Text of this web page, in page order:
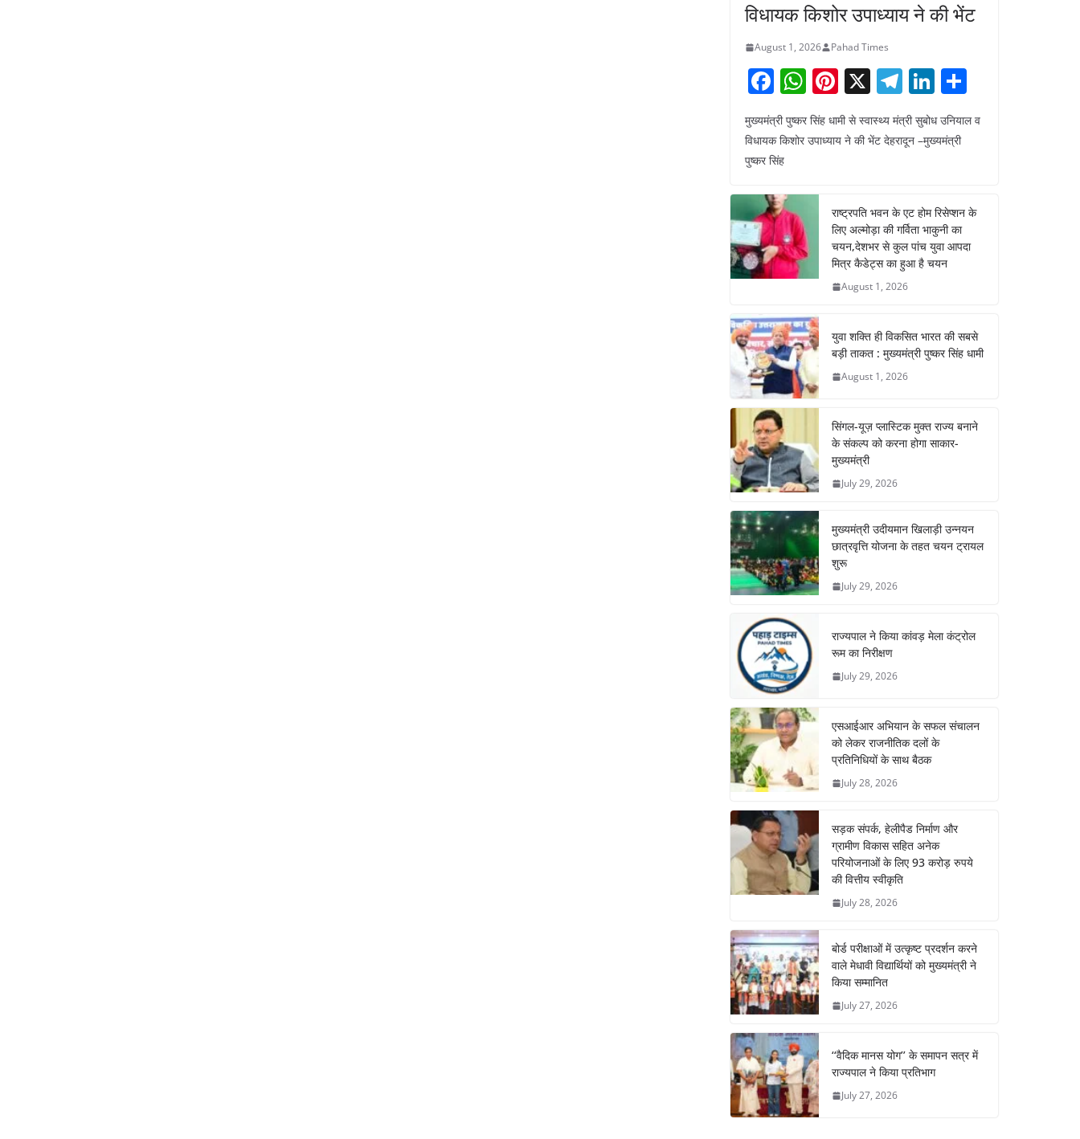
विधायक किशोर उपाध्याय ने की भेंट
August 1, 2026 Pahad Times
F
a
c
e
o
o
k
W
h
at
p
Pi
nt
er
X T
el
e
gr
m
Li
n
k
n
ar
मुख्यमंत्री पुष्कर सिंह धामी से स्वास्थ्य मंत्री सुबोध उनियाल व
विधायक किशोर उपाध्याय ने की भेंट देहरादून –मुख्यमंत्री
पुष्कर सिंह
राष्ट्रपति भवन के एट होम रिसेप्शन के
लिए अल्मोड़ा की गर्विता भाकुनी का
चयन,देशभर से कुल पांच युवा आपदा
मित्र कैडेट्स का हुआ है चयन
August 1, 2026
युवा शक्ति ही विकसित भारत की सबसे
बड़ी ताकत : मुख्यमंत्री पुष्कर सिंह धामी
August 1, 2026
सिंगल-यूज़ प्लास्टिक मुक्त राज्य बनाने
के संकल्प को करना होगा साकार-
मुख्यमंत्री
July 29, 2026
मुख्यमंत्री उदीयमान खिलाड़ी उन्नयन
छात्रवृत्ति योजना के तहत चयन ट्रायल
शुरू
July 29, 2026
राज्यपाल ने किया कांवड़ मेला कंट्रोल
रूम का निरीक्षण
July 29, 2026
एसआईआर अभियान के सफल संचालन
को लेकर राजनीतिक दलों के
प्रतिनिधियों के साथ बैठक
July 28, 2026
सड़क संपर्क, हेलीपैड निर्माण और
ग्रामीण विकास सहित अनेक
परियोजनाओं के लिए 93 करोड़ रुपये
की वित्तीय स्वीकृति
July 28, 2026
बोर्ड परीक्षाओं में उत्कृष्ट प्रदर्शन करने
वाले मेधावी विद्यार्थियों को मुख्यमंत्री ने
किया सम्मानित
July 27, 2026
‘‘वैदिक मानस योग’’ के समापन सत्र में
राज्यपाल ने किया प्रतिभाग
July 27, 2026